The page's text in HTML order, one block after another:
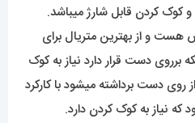
کردن قابل شارژ میباشد.
و از بهترین متریال برای
برروی دست قرار دارد نیاز به کوک
روی دست برداشته میشود با کارکرد
که نیاز به کوک کردن دارد.